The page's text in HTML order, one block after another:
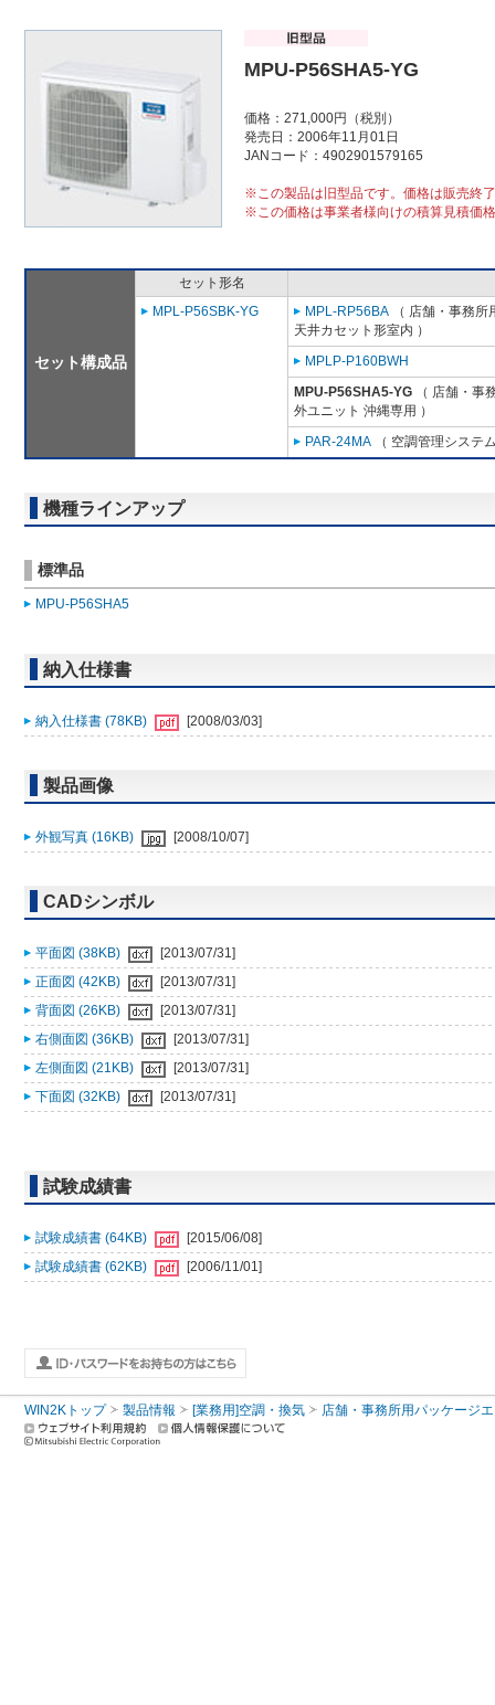
MPU-P56SHA5-YG
価格：271,000円（税別）
発売日：2006年11月01日
JANコード：4902901579165
※この製品は旧型品です。価格は販売終
※この価格は事業者様向けの積算見積価
セット構成品
セット形名
MPL-P56SBK-YG
MPL-RP56BA （ 店舗・事務
天井カセット形室内 ）
MPLP-P160BWH
MPU-P56SHA5-YG （ 店舗・事
外ユニット 沖縄専用 ）
PAR-24MA （ 空調管理システ
機種ラインアップ
標準品
MPU-P56SHA5
納入仕様書
納入仕様書 (78KB) [2008/03/03]
製品画像
外観写真 (16KB) [2008/10/07]
CADシンボル
平面図 (38KB)
[2013/07/31]
正面図 (42KB)
[2013/07/31]
背面図 (26KB)
[2013/07/31]
右側面図 (36KB)
[2013/07/31]
左側面図 (21KB)
[2013/07/31]
下面図 (32KB)
[2013/07/31]
試験成績書
試験成績書 (64KB)
[2015/06/08]
試験成績書 (62KB)
[2006/11/01]
WIN2Kトップ 製品情報 [業務用]空調・換気 店舗・事務所用パッケージ